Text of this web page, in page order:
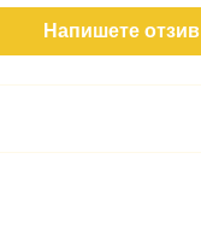
Напишете отзив